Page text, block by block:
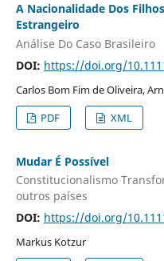
A Nacionalidade Dos
Estrangeiro
Análise Do Caso Brasileiro
DOI: https://doi.org/
Carlos Bom Fim de Oliveira,
PDF
XML
Mudar É Possível
Constitucionalismo
outros países
DOI: https://doi.org/
Markus Kotzur